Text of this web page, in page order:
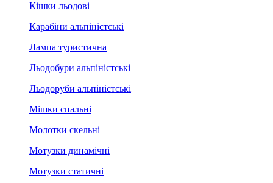
Кішки льодові
Карабіни альпіністські
Лампа туристична
Льодобури альпіністські
Льодоруби альпіністські
Мішки спальні
Молотки скельні
Мотузки динамічні
Мотузки статичні